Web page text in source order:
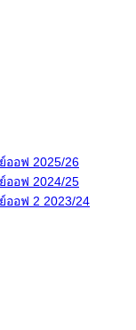
ออฟ 2025/26
ออฟ 2024/25
ออฟ 2 2023/24